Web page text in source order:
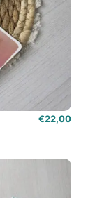
€22,00